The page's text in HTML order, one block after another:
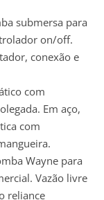
submersa para
on/off.
conexão e
com
Em aço,
com
Wayne para
Vazão livre
reliance